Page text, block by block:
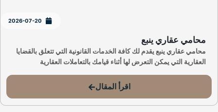
2026-07-20
محامي عقاري ينبع
محامي عقاري ينبع يقدم لك كافة الخدمات القانونية التي تتعلق بالقضايا
العقارية التي يمكن التعرض لها أثناء قيامك بالتعاملات العقارية
اقرأ المقال